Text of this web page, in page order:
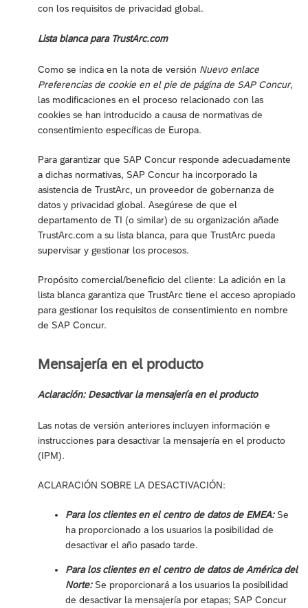
con los requisitos de privacidad global.
Lista blanca para TrustArc.com
Como se indica en la nota de versión Nuevo enlace
Preferencias de cookie en el pie de página de SAP Concur,
las modificaciones en el proceso relacionado con las
cookies se han introducido a causa de normativas de
consentimiento específicas de Europa.
Para garantizar que SAP Concur responde adecuadamente
a dichas normativas, SAP Concur ha incorporado la
asistencia de TrustArc, un proveedor de gobernanza de
datos y privacidad global. Asegúrese de que el
departamento de TI (o similar) de su organización añade
TrustArc.com a su lista blanca, para que TrustArc pueda
supervisar y gestionar los procesos.
Propósito comercial/beneficio del cliente: La adición en la
lista blanca garantiza que TrustArc tiene el acceso apropiado
para gestionar los requisitos de consentimiento en nombre
de SAP Concur.
Mensajería en el producto
Aclaración: Desactivar la mensajería en el producto
Las notas de versión anteriores incluyen información e
instrucciones para desactivar la mensajería en el producto
(IPM).
ACLARACIÓN SOBRE LA DESACTIVACIÓN:
Para los clientes en el centro de datos de EMEA:Se
ha proporcionado a los usuarios la posibilidad de
desactivar el año pasado tarde.
Para los clientes en el centro de datos de América del
Norte:Se proporcionará a los usuarios la posibilidad
de desactivar la mensajería por etapas; SAP Concur